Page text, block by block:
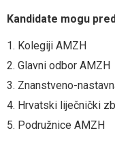
Kandidate mogu
Kolegiji AMZH
Glavni odbor AMZH
Znanstveno-
Hrvatski liječnički
Podružnice AMZH